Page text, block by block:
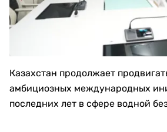
Казахстан продолжает
амбициозных международных
последних лет в сфере водной